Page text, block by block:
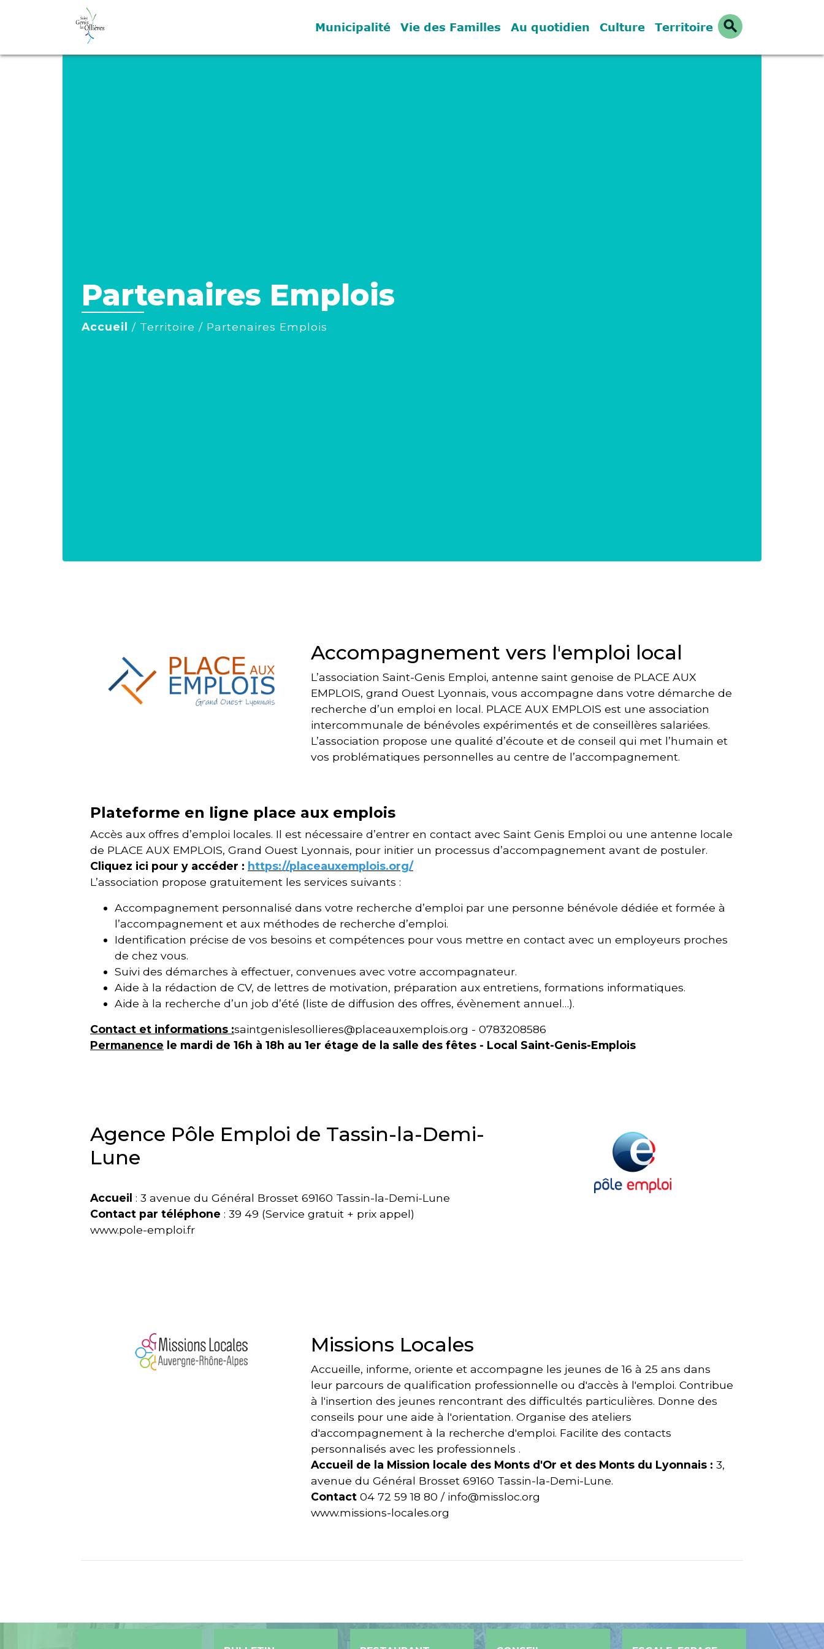
Municipalité Vie des Familles Au quotidien Culture Territoire search
Partenaires Emplois
Accueil / Territoire / Partenaires Emplois
Accompagnement vers l'emploi local
L’association Saint-Genis Emploi, antenne saint genoise de PLACE AUX
EMPLOIS, grand Ouest Lyonnais, vous accompagne dans votre démarche de
recherche d’un emploi en local. PLACE AUX EMPLOIS est une association
intercommunale de bénévoles expérimentés et de conseillères salariées.
L’association propose une qualité d’écoute et de conseil qui met l’humain et
vos problématiques personnelles au centre de l’accompagnement.
Plateforme en ligne place aux emplois
Accès aux offres d’emploi locales. Il est nécessaire d’entrer en contact avec Saint Genis Emploi ou une antenne locale
de PLACE AUX EMPLOIS, Grand Ouest Lyonnais, pour initier un processus d’accompagnement avant de postuler.
Cliquez ici pour y accéder : https://placeauxemplois.org/
L’association propose gratuitement les services suivants :
Accompagnement personnalisé dans votre recherche d’emploi par une personne bénévole dédiée et formée à
l’accompagnement et aux méthodes de recherche d’emploi.
Identification précise de vos besoins et compétences pour vous mettre en contact avec un employeurs proches
de chez vous.
Suivi des démarches à effectuer, convenues avec votre accompagnateur.
Aide à la rédaction de CV, de lettres de motivation, préparation aux entretiens, formations informatiques.
Aide à la recherche d’un job d’été (liste de diffusion des offres, évènement annuel…).
Contact et informations :saintgenislesollieres@placeauxemplois.org - 0783208586
Permanence le mardi de 16h à 18h au 1er étage de la salle des fêtes - Local Saint-Genis-Emplois
Agence Pôle Emploi de Tassin-la-Demi-
Lune
Accueil : 3 avenue du Général Brosset 69160 Tassin-la-Demi-Lune
Contact par téléphone : 39 49 (Service gratuit + prix appel)
www.pole-emploi.fr
Missions Locales
Accueille, informe, oriente et accompagne les jeunes de 16 à 25 ans dans
leur parcours de qualification professionnelle ou d'accès à l'emploi. Contribue
à l'insertion des jeunes rencontrant des difficultés particulières. Donne des
conseils pour une aide à l'orientation. Organise des ateliers
d'accompagnement à la recherche d'emploi. Facilite des contacts
personnalisés avec les professionnels .
Accueil de la Mission locale des Monts d'Or et des Monts du Lyonnais : 3,
avenue du Général Brosset 69160 Tassin-la-Demi-Lune.
Contact 04 72 59 18 80 / info@missloc.org
www.missions-locales.org